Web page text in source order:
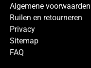
Algemene voorwaarden
Ruilen en retourneren
Privacy
Sitemap
FAQ